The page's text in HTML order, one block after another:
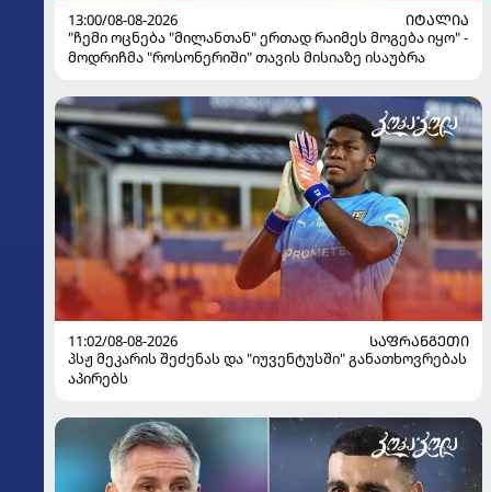
13:00/08-08-2026
ᲘᲢᲐᲚᲘᲐ
"ჩემი ოცნება "მილანთან" ერთად რაიმეს მოგება იყო" -
მოდრიჩმა "როსონერიში" თავის მისიაზე ისაუბრა
11:02/08-08-2026
ᲡᲐᲤᲠᲐᲜᲒᲔᲗᲘ
პსჟ მეკარის შეძენას და "იუვენტუსში" განათხოვრებას
აპირებს